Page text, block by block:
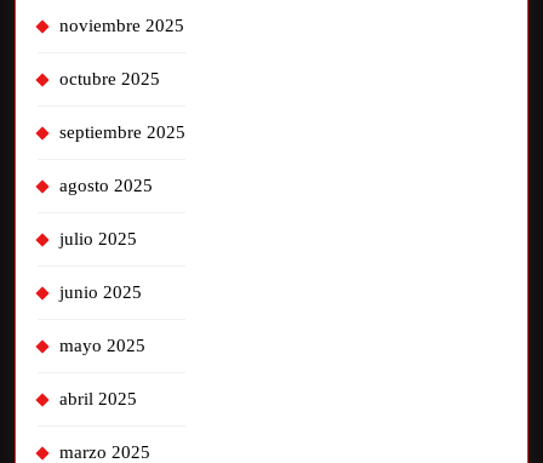
noviembre 2025
octubre 2025
septiembre 2025
agosto 2025
julio 2025
junio 2025
mayo 2025
abril 2025
marzo 2025